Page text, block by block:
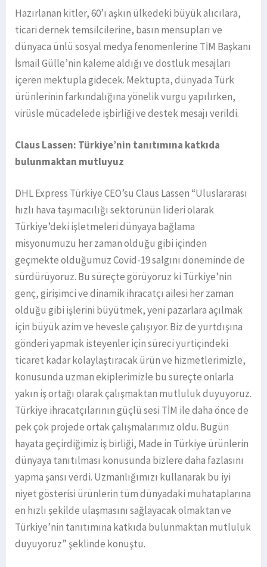
Hazırlanan kitler, 60’ı aşkın ülkedeki büyük alıcılara,
ticari dernek temsilcilerine, basın mensupları ve
dünyaca ünlü sosyal medya fenomenlerine TİM Başkanı
İsmail Gülle’nin kaleme aldığı ve dostluk mesajları
içeren mektupla gidecek. Mektupta, dünyada Türk
ürünlerinin farkındalığına yönelik vurgu yapılırken,
virüsle mücadelede işbirliği ve destek mesajı verildi.
Claus Lassen: Türkiye’nin tanıtımına katkıda
bulunmaktan mutluyuz
DHL Express Türkiye CEO’su Claus Lassen “Uluslararası
hızlı hava taşımacılığı sektörünün lideri olarak
Türkiye’deki işletmeleri dünyaya bağlama
misyonumuzu her zaman olduğu gibi içinden
geçmekte olduğumuz Covid-19 salgını döneminde de
sürdürüyoruz. Bu süreçte görüyoruz ki Türkiye’nin
genç, girişimci ve dinamik ihracatçı ailesi her zaman
olduğu gibi işlerini büyütmek, yeni pazarlara açılmak
için büyük azim ve hevesle çalışıyor. Biz de yurtdışına
gönderi yapmak isteyenler için süreci yurtiçindeki
ticaret kadar kolaylaştıracak ürün ve hizmetlerimizle,
konusunda uzman ekiplerimizle bu süreçte onlarla
yakın iş ortağı olarak çalışmaktan mutluluk duyuyoruz.
Türkiye ihracatçılarının güçlü sesi TİM ile daha önce de
pek çok projede ortak çalışmalarımız oldu. Bugün
hayata geçirdiğimiz iş birliği, Made in Türkiye ürünlerin
dünyaya tanıtılması konusunda bizlere daha fazlasını
yapma şansı verdi. Uzmanlığımızı kullanarak bu iyi
niyet gösterisi ürünlerin tüm dünyadaki muhataplarına
en hızlı şekilde ulaşmasını sağlayacak olmaktan ve
Türkiye’nin tanıtımına katkıda bulunmaktan mutluluk
duyuyoruz” şeklinde konuştu.